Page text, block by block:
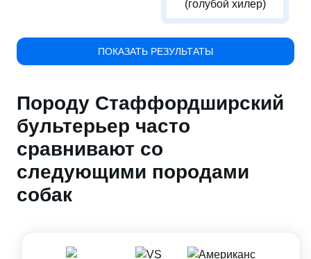
(голубой хилер)
ПОКАЗАТЬ РЕЗУЛЬТАТЫ
Породу Стаффордширский
бультерьер часто
сравнивают со
следующими породами
собак